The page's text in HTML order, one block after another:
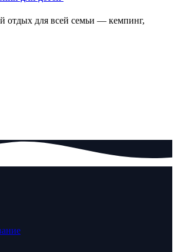
отдых для всей семьи — кемпинг,